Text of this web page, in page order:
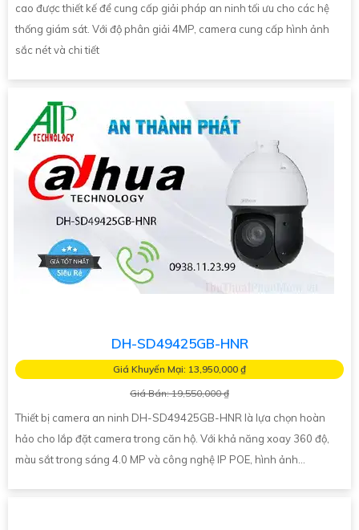
cao được thiết kế để cung cấp giải pháp an ninh tối ưu cho các hệ
thống giám sát. Với độ phân giải 4MP, camera cung cấp hình ảnh
sắc nét và chi tiết
DH-SD49425GB-HNR
Giá Khuyến Mại: 13,950,000 ₫
Giá Bán: 19,550,000 ₫
Thiết bị camera an ninh DH-SD49425GB-HNR là lựa chọn hoàn
hảo cho lắp đặt camera trong căn hộ. Với khả năng xoay 360 độ,
màu sắt trong sáng 4.0 MP và công nghệ IP POE, hình ảnh...